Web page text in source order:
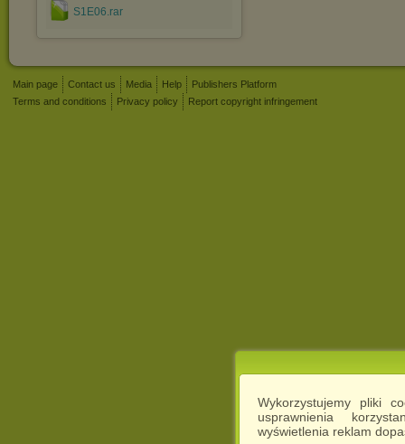
Wykorzystujemy pliki
usprawnienia
wyświetlenia reklam
S1E06.rar
Main page Contact us Media Help
Publishers Platform
Terms and conditions
Privacy policy Report copyright infringement